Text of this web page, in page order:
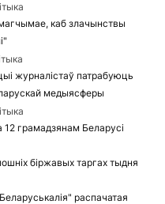
магчымае, каб злачынствы
журналістаў патрабуюць
медыясферы
12 грамадзянам Беларусі
біржавых таргах тыдня
распачатая